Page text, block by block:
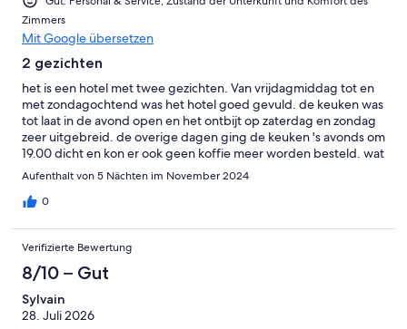
Zimmers
Mit Google übersetzen
2 gezichten
het is een hotel met twee gezichten. Van vrijdagmiddag tot en
met zondagochtend was het hotel goed gevuld. de keuken was
tot laat in de avond open en het ontbijt op zaterdag en zondag
zeer uitgebreid. de overige dagen ging de keuken 's avonds om
19.00 dicht en kon er ook geen koffie meer worden besteld. wat
werkelijk tegenviel was het feit dat onze kamer (wij waren er 5
en toiletpapier door ons zelf bij de receptie afgehaald moesten
maar niet gastvrij voor gasten die langer blijven
Aufenthalt von 5 Nächten im November 2024
0
Verifizierte Bewertung
8/10 – Gut
Sylvain
28. Juli 2026